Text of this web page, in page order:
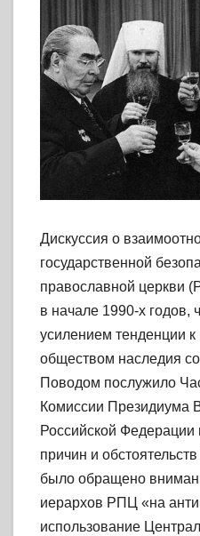
Дискуссия о
государственной
православной церкви
в начале 1990-х годов,
усилением тенденции
обществом наследия
Поводом послужило
Комиссии Президиума
Российской
причин и
было обращено
иерархов РПЦ «на
использование